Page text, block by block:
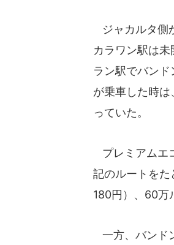
ジャカルタ側
カラワン駅は
ラン駅でバン
が乗車した時
っていた。
プレミアムエ
記のルートを
180円）、60万
一方、バンド